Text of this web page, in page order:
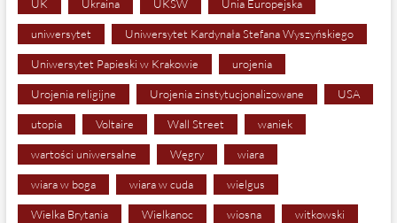
UK Ukraina UKSW Unia Europejska
uniwersytet Uniwersytet Kardynała Stefana Wyszyńskiego
Uniwersytet Papieski w Krakowie urojenia
Urojenia religijne Urojenia zinstytucjonalizowane USA
utopia Voltaire Wall Street waniek
wartości uniwersalne Węgry wiara
wiara w boga wiara w cuda wielgus
Wielka Brytania Wielkanoc wiosna witkowski